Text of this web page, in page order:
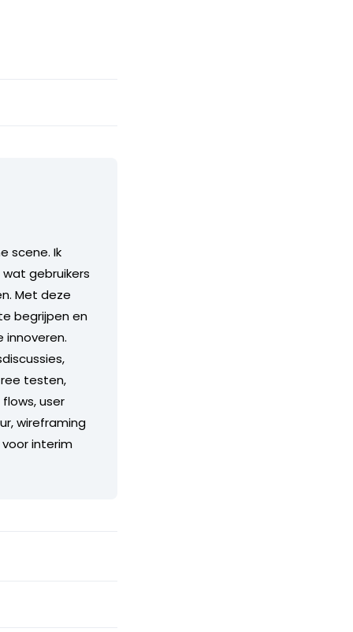
scene. Ik
gebruikers
Met deze
begrijpen en
innoveren.
testen,
user
wireframing
interim